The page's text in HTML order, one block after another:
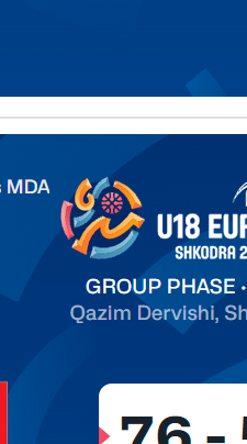
vs Moldova FIBA U18
Выберите Обзор Статистика